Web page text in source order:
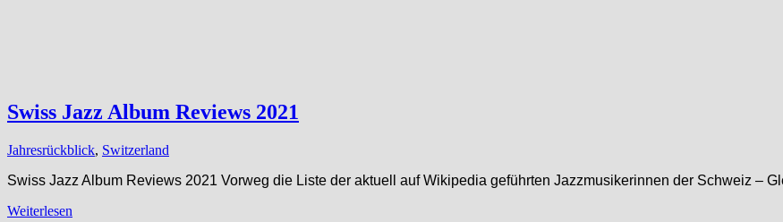
Swiss Jazz Album Reviews 2021
Jahresrückblick, Switzerland
Swiss Jazz Album Reviews 2021 Vorweg die Liste der aktuell auf Wikipedia geführten Jazzmusikerinnen der Schweiz –
Weiterlesen